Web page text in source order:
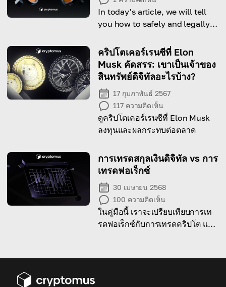
In today's article, we will tell
you how to safely and legally
คริปโตเคอร์เรนซีที่ Elon
Musk คัดสรร: เขาเป็นเจ้าของ
สินทรัพย์ดิจิทัลอะไรบ้าง?
17 กุมภาพันธ์ 2567
117 ความคิดเห็น
ดูคริปโตเคอร์เรนซีที่ Elon Musk
ลงทุนและผลกระทบต่อตลาด
การเทรดสกุลเงินดิจิทัล vs การ
เทรดฟอเร็กซ์
30 เมษายน 2568
100 ความคิดเห็น
ในคู่มือนี้ เราจะเปรียบเทียบการเท
รดฟอเร็กซ์กับการเทรดคริปโต และ